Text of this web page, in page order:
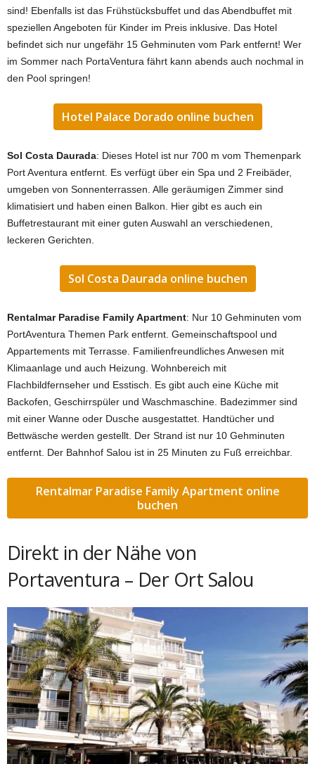
sind! Ebenfalls ist das Frühstücksbuffet und das Abendbuffet mit
speziellen Angeboten für Kinder im Preis inklusive. Das Hotel
befindet sich nur ungefähr 15 Gehminuten vom Park entfernt! Wer
im Sommer nach PortaVentura fährt kann abends auch nochmal in
den Pool springen!
Hotel Palace Dorado online buchen
Sol Costa Daurada: Dieses Hotel ist nur 700 m vom Themenpark
Port Aventura entfernt. Es verfügt über ein Spa und 2 Freibäder,
umgeben von Sonnenterrassen. Alle geräumigen Zimmer sind
klimatisiert und haben einen Balkon. Hier gibt es auch ein
Buffetrestaurant mit einer guten Auswahl an verschiedenen,
leckeren Gerichten.
Sol Costa Daurada online buchen
Rentalmar Paradise Family Apartment: Nur 10 Gehminuten vom
PortAventura Themen Park entfernt. Gemeinschaftspool und
Appartements mit Terrasse. Familienfreundliches Anwesen mit
Klimaanlage und auch Heizung. Wohnbereich mit
Flachbildfernseher und Esstisch. Es gibt auch eine Küche mit
Backofen, Geschirrspüler und Waschmaschine. Badezimmer sind
mit einer Wanne oder Dusche ausgestattet. Handtücher und
Bettwäsche werden gestellt. Der Strand ist nur 10 Gehminuten
entfernt. Der Bahnhof Salou ist in 25 Minuten zu Fuß erreichbar.
Rentalmar Paradise Family Apartment online
buchen
Direkt in der Nähe von
Portaventura – Der Ort Salou